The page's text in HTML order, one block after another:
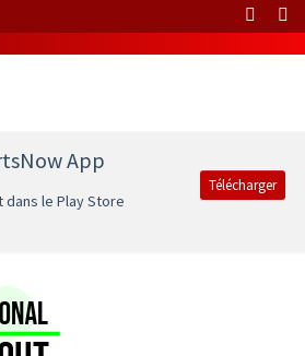
App
dans le Play Store
Télécharger